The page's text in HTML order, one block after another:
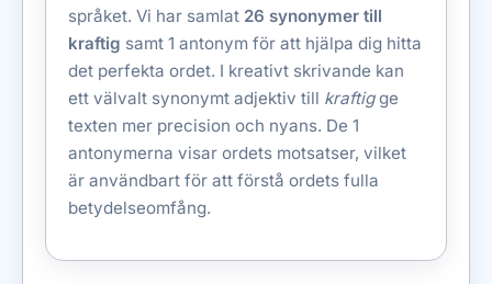
språket. Vi har samlat 26 synonymer till
kraftig samt 1 antonym för att hjälpa dig hitta
det perfekta ordet. I kreativt skrivande kan
ett välvalt synonymt adjektiv till kraftigge
texten mer precision och nyans. De 1
antonymerna visar ordets motsatser, vilket
är användbart för att förstå ordets fulla
betydelseomfång.